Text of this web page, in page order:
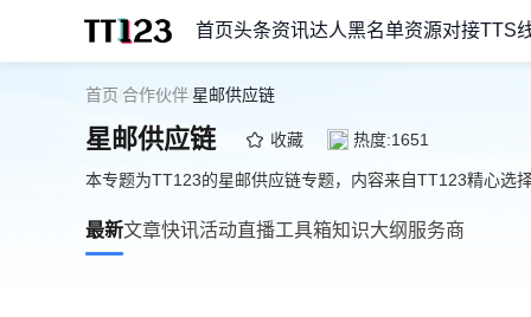
首页头条资讯达人黑名单资源对接TTS
首页 合作伙伴 星邮供应链
星邮供应链 收藏 热度:1651
本专题为TT123的星邮供应链专题，内容来自TT123精心选
最新文章快讯活动直播工具箱知识大纲 服务商